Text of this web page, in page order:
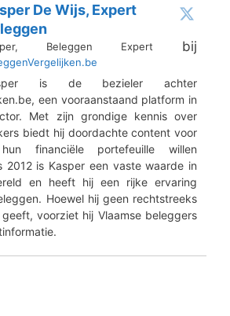
De Wijs, Expert
Beleggen Expert bij
is de bezieler achter
een vooraanstaand platform in
Met zijn grondige kennis over
biedt hij doordachte content voor
financiële portefeuille willen
2012 is Kasper een vaste waarde in
en heeft hij een rijke ervaring
Hoewel hij geen rechtstreeks
voorziet hij Vlaamse beleggers